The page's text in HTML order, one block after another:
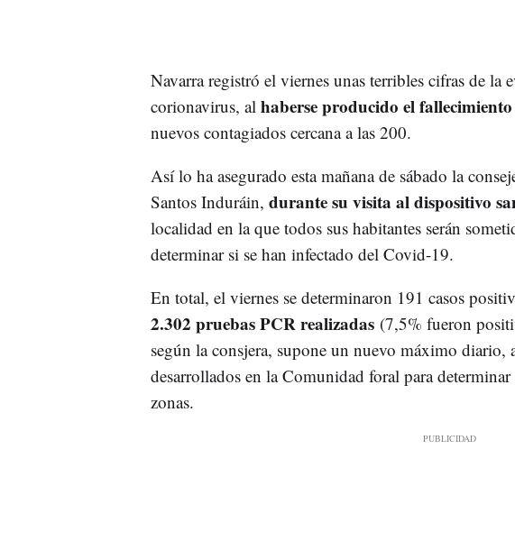
Navarra registró el viernes unas terribles cifras de la
corionavirus, al haberse producido el fallecimiento
nuevos contagiados cercana a las 200.
Así lo ha asegurado esta mañana de sábado la
Santos Induráin, durante su visita al dispositivo
localidad en la que todos sus habitantes serán
determinar si se han infectado del Covid-19.
En total, el viernes se determinaron 191 casos
2.302 pruebas PCR realizadas(7,5% fueron
según la consjera, supone un nuevo máximo diario,
desarrollados en la Comunidad foral para
zonas.